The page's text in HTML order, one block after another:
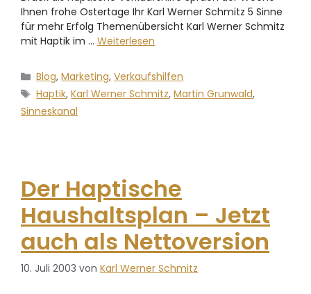
Ihnen frohe Ostertage Ihr Karl Werner Schmitz 5 Sinne
für mehr Erfolg Themenübersicht Karl Werner Schmitz
mit Haptik im … Weiterlesen
Blog,Marketing,Verkaufshilfen
Haptik,Karl Werner Schmitz,Martin Grunwald,
Sinneskanal
Der Haptische
Haushaltsplan – Jetzt
auch als Nettoversion
10. Juli 2003 von Karl Werner Schmitz